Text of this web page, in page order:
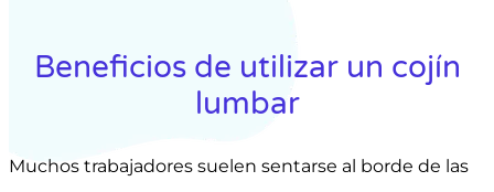
Beneficios de utilizar un cojín
lumbar
Muchos trabajadores suelen sentarse al borde de las